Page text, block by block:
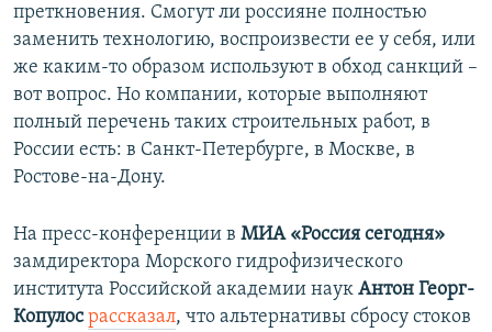
преткновения. Смогут ли россияне полностью
заменить технологию, воспроизвести ее у себя, или
же каким-то образом используют в обход санкций –
вот вопрос. Но компании, которые выполняют
полный перечень таких строительных работ, в
России есть: в Санкт-Петербурге, в Москве, в
Ростове-на-Дону.
На пресс-конференции в МИА «Россия сегодня»
замдиректора Морского гидрофизического
института Российской академии наук Антон Георг-
Копулос рассказал, что альтернативы сбросу стоков